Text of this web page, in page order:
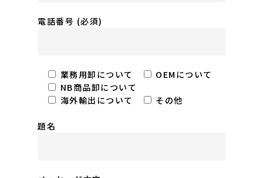
電話番号 (必須)
業務用卸について
OEMについて
NB商品卸について
海外輸出について
その他
題名